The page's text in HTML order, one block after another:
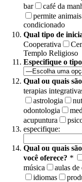
bar
café da
permite animais
condicionado
Qual tipo de
Cooperativa
Templo Religioso
Especifique o
Qual ou quais
terapias
astrologia
odontologia
acupuntura
especifique:
Qual ou quais
você oferece? *
música
aulas de
idiomas